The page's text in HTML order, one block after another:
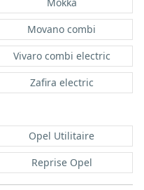
Movano combi
Vivaro combi electric
Zafira electric
Opel Utilitaire
Reprise Opel